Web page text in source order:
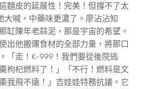
麵皮的延展性！完美！但撐不了太
大喊，中藥味更濃了。廖沾沾知
缸陳年老蒜泥，那是宇宙的希望。
出他搬運食材的全部力量，將那口
「走！K-999！我們要從後院逃
枸杞燃料了！」「不行！燃料是文
我飛不遠！」吉娃娃特務抗議。它